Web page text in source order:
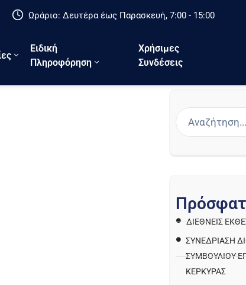
Ωράριο: Δευτέρα έως Παρασκευή, 7:00 - 15:00
Ειδική
Πληροφόρηση
Χρήσιμες
Συνδέσεις
Πρόσφατ
ΔΙΕΘΝΕΙΣ
ΣΥΝΕΔΡΙΑΣΗ
ΣΥΜΒΟΥΛΙΟΥ
ΚΕΡΚΥΡΑΣ